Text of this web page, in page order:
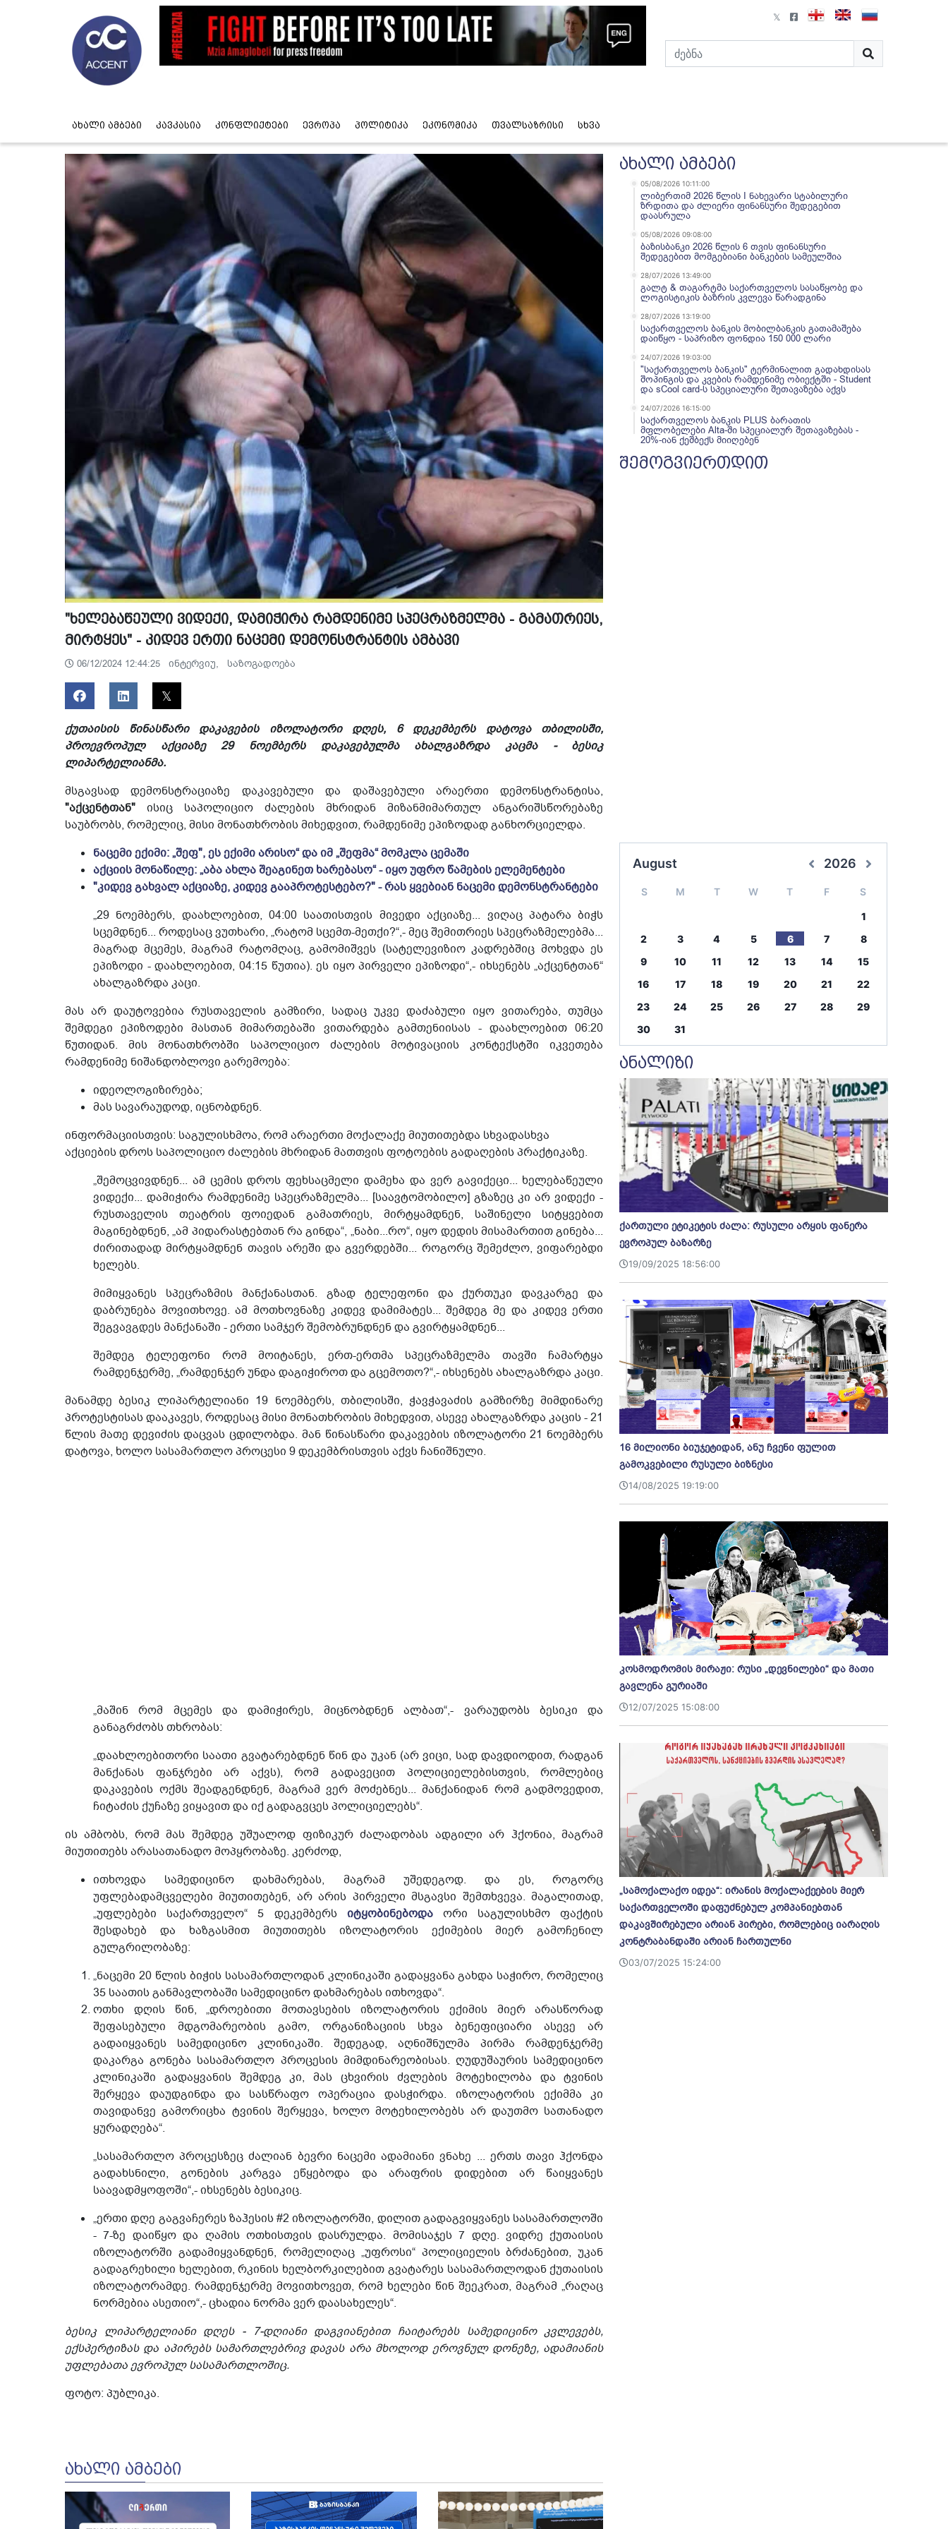
ახალი ამბები კავკასია კონფლიქტები ევროპა პოლიტიკა ეკონომიკა თვალსაზრისი სხვა
"ხელებაწეული ვიდექი, დამიჭირა რამდენიმე სპეცრაზმელმა - გამათრიეს,
მირტყეს" - კიდევ ერთი ნაცემი დემონსტრანტის ამბავი
06/12/2024 12:44:25 ინტერვიუ, საზოგადოება
ქუთაისის წინასწარი დაკავების იზოლატორი დღეს, 6 დეკემბერს დატოვა თბილისში,
პროევროპულ აქციაზე 29 ნოემბერს დაკავებულმა ახალგაზრდა კაცმა - ბესიკ
ლიპარტელიანმა.
მსგავსად დემონსტრაციაზე დაკავებული და დაშავებული არაერთი დემონსტრანტისა,
"აქცენტთან" ისიც საპოლიციო ძალების მხრიდან მიზანმიმართულ ანგარიშსწორებაზე
საუბრობს, რომელიც, მისი მონათხრობის მიხედვით, რამდენიმე ეპიზოდად განხორციელდა.
ნაცემი ექიმი: „შეფ", ეს ექიმი არისო“ და იმ „შეფმა“ მომკლა ცემაში
აქციის მონაწილე: „აბა ახლა შეაგინეთ ხარებასო“ - იყო უფრო წამების ელემენტები
"კიდევ გახვალ აქციაზე, კიდევ გააპროტესტებო?" - რას ყვებიან ნაცემი დემონსტრანტები
„29 ნოემბერს, დაახლოებით, 04:00 საათისთვის მივედი აქციაზე... ვიღაც პატარა ბიჭს
სცემდნენ... როდესაც ვუთხარი, „რატომ სცემთ-მეთქი?“,- მეც შემითრიეს სპეცრაზმელებმა...
მაგრად მცემეს, მაგრამ რატომღაც, გამომიშვეს (სატელევიზიო კადრებშიც მოხვდა ეს
ეპიზოდი - დაახლოებით, 04:15 წუთია). ეს იყო პირველი ეპიზოდი“,- იხსენებს „აქცენტთან“
ახალგაზრდა კაცი.
მას არ დაუტოვებია რუსთაველის გამზირი, სადაც უკვე დაძაბული იყო ვითარება, თუმცა
შემდეგი ეპიზოდები მასთან მიმართებაში ვითარდება გამთენიისას - დაახლოებით 06:20
წუთიდან. მის მონათხრობში საპოლიციო ძალების მოტივაციის კონტექსტში იკვეთება
რამდენიმე ნიშანდობლოვი გარემოება:
იდეოლოგიზირება;
მას სავარაუდოდ, იცნობდნენ.
ინფორმაციისთვის: საგულისხმოა, რომ არაერთი მოქალაქე მიუთითებდა სხვადასხვა
აქციების დროს საპოლიციო ძალების მხრიდან მათთვის ფოტოების გადაღების პრაქტიკაზე.
„შემოცვივდნენ... ამ ცემის დროს ფეხსაცმელი დამეხა და ვერ გავიქეცი... ხელებაწეული
ვიდექი... დამიჭირა რამდენიმე სპეცრაზმელმა... [საავტომობილო] გზაზეც კი არ ვიდექი -
რუსთაველის თეატრის ფოიედან გამათრიეს, მირტყამდნენ, საშინელი სიტყვებით
მაგინებდნენ, „ამ პიდარასტებთან რა გინდა“, „ნაბი...რო“, იყო დედის მისამართით გინება...
ძირითადად მირტყამდნენ თავის არეში და გვერდებში... როგორც შემეძლო, ვიფარებდი
ხელებს.
მიმიყვანეს სპეცრაზმის მანქანასთან. გზად ტელეფონი და ქურთუკი დავკარგე და
დაბრუნება მოვითხოვე. ამ მოთხოვნაზე კიდევ დამიმატეს... შემდეგ მე და კიდევ ერთი
შეგვავგდეს მანქანაში - ერთი სამჯერ შემობრუნდნენ და გვირტყამდნენ...
შემდეგ ტელეფონი რომ მოიტანეს, ერთ-ერთმა სპეცრაზმელმა თავში ჩამარტყა
რამდენჯერმე, „რამდენჯერ უნდა დაგიჭიროთ და გცემოთო?“,- იხსენებს ახალგაზრდა კაცი.
მანამდე ბესიკ ლიპარტელიანი 19 ნოემბერს, თბილისში, ჭავჭავაძის გამზირზე მიმდინარე
პროტესტისას დააკავეს, როდესაც მისი მონათხრობის მიხედვით, ასევე ახალგაზრდა კაცის - 21
წლის მათე დევიძის დაცვას ცდილობდა. მან წინასწარი დაკავების იზოლატორი 21 ნოემბერს
დატოვა, ხოლო სასამართლო პროცესი 9 დეკემბრისთვის აქვს ჩანიშნული.
„მაშინ რომ მცემეს და დამიჭირეს, მიცნობდნენ ალბათ“,- ვარაუდობს ბესიკი და
განაგრძობს თხრობას:
„დაახლოებითორი საათი გვატარებდნენ წინ და უკან (არ ვიცი, სად დავდიოდით, რადგან
მანქანას ფანჯრები არ აქვს), რომ გადავეცით პოლიციელებისთვის, რომლებიც
დაკავების ოქმს შეადგენდნენ, მაგრამ ვერ მოძებნეს... მანქანიდან რომ გადმოვედით,
ჩიტაძის ქუჩაზე ვიყავით და იქ გადაგვცეს პოლიციელებს“.
ის ამბობს, რომ მას შემდეგ უშუალოდ ფიზიკურ ძალადობას ადგილი არ ჰქონია, მაგრამ
მიუთითებს არასათანადო მოპყრობაზე. კერძოდ,
ითხოვდა სამედიცინო დახმარებას, მაგრამ უშედეგოდ. და ეს, როგორც
უფლებადამცველები მიუთითებენ, არ არის პირველი მსგავსი შემთხვევა. მაგალითად,
„უფლებები საქართველო“ 5 დეკემბერს იტყობინებოდა
ორი საგულისხმო ფაქტის
შესდახებ და ხაზგასმით მიუთითებს იზოლატორის ექიმების მიერ გამოჩენილ
გულგრილობაზე:
„ნაცემი 20 წლის ბიჭის სასამართლოდან კლინიკაში გადაყვანა გახდა საჭირო, რომელიც
35 საათის განმავლობაში სამედიცინო დახმარებას ითხოვდა“.
ოთხი დღის წინ, „დროებითი მოთავსების იზოლატორის ექიმის მიერ არასწორად
შეფასებული მდგომარეობის გამო, ორგანიზაციის სხვა ბენეფიციარი ასევე არ
გადაიყვანეს სამედიცინო კლინიკაში. შედეგად, აღნიშნულმა პირმა რამდენჯერმე
დაკარგა გონება სასამართლო პროცესის მიმდინარეობისას. ღუდუშაურის სამედიცინო
კლინიკაში გადაყვანის შემდეგ კი, მას ცხვირის ძვლების მოტეხილობა და ტვინის
შერყევა დაუდგინდა და სასწრაფო ოპერაცია დასჭირდა. იზოლატორის ექიმმა კი
თავიდანვე გამორიცხა ტვინის შერყევა, ხოლო მოტეხილობებს არ დაუთმო სათანადო
ყურადღება“.
„სასამართლო პროცესზეც ძალიან ბევრი ნაცემი ადამიანი ვნახე ... ერთს თავი ჰქონდა
გადახსნილი, გონების კარგვა ეწყებოდა და არაფრის დიდებით არ წაიყვანეს
საავადმყოფოში“,- იხსენებს ბესიკიც.
„ერთი დღე გაგვაჩერეს ზაჰესის #2 იზოლატორში, დილით გადაგვიყვანეს სასამართლოში
- 7-ზე დაიწყო და ღამის ოთხისთვის დასრულდა. მომისაჯეს 7 დღე. ვიდრე ქუთაისის
იზოლატორში გადამიყვანდნენ, რომელიღაც „უფროსი“ პოლიციელის ბრძანებით, უკან
გადაგრეხილი ხელებით, რკინის ხელბორკილებით გვატარეს სასამართლოდან ქუთაისის
იზოლატორამდე. რამდენჯერმე მოვითხოვეთ, რომ ხელები წინ შეეკრათ, მაგრამ „რაღაც
ნორმებია ასეთიო“,- ცხადია ნორმა ვერ დაასახელეს“.
ბესიკ ლიპარტელიანი დღეს - 7-დღიანი დაგვიანებით ჩაიტარებს სამედიცინო კვლევებს,
ექსპერტიზას და აპირებს სამართლებრივ დავას არა მხოლოდ ეროვნულ დონეზე, ადამიანის
უფლებათა ევროპულ სასამართლოშიც.
ფოტო: პუბლიკა.
ᲐᲮᲐᲚᲘ ᲐᲛᲑᲔᲑᲘ
ახალი ამბები
05/08/2026 10:11:00
ლიბერთიმ 2026 წლის I ნახევარი სტაბილური
ზრდითა და ძლიერი ფინანსური შედეგებით
დაასრულა
05/08/2026 09:08:00
ბაზისბანკი 2026 წლის 6 თვის ფინანსური
შედეგებით მომგებიანი ბანკების სამეულშია
28/07/2026 13:49:00
გალტ & თაგარტმა საქართველოს სასაწყობე და
ლოგისტიკის ბაზრის კვლევა წარადგინა
28/07/2026 13:19:00
საქართველოს ბანკის მობილბანკის გათამაშება
დაიწყო - საპრიზო ფონდია 150 000 ლარი
24/07/2026 19:03:00
"საქართველოს ბანკის" ტერმინალით გადახდისას
შოპინგის და კვების რამდენიმე ობიექტში - Student
და sCool card-ს სპეციალური შეთავაზება აქვს
24/07/2026 16:15:00
საქართველოს ბანკის PLUS ბარათის
მფლობელები Alta-ში სპეციალურ შეთავაზებას -
20%-იან ქეშბექს მიიღებენ
შემოგვიერთდით
August 2026
S M T W T F S
1
2
3 4 5 6 7
8
9
10 11 12 13 14
15
16
17 18 19 20 21
22
23
24 25 26 27 28
29
30
31
ანალიზი
ქართული ეტიკეტის ძალა: რუსული არყის ფანერა
ევროპულ ბაზარზე
19/09/2025 18:56:00
16 მილიონი ბიუჯეტიდან, ანუ ჩვენი ფულით
გამოკვებილი რუსული ბიზნესი
14/08/2025 19:19:00
კოსმოდრომის მირაჟი: რუსი „დევნილები“ და მათი
გავლენა გურიაში
12/07/2025 15:08:00
„სამოქალაქო იდეა“: ირანის მოქალაქეების მიერ
საქართველოში დაფუძნებულ კომპანიებთან
დაკავშირებული არიან პირები, რომლებიც იარაღის
კონტრაბანდაში არიან ჩართულნი
03/07/2025 15:24:00